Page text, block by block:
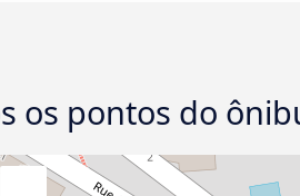
os pontos do